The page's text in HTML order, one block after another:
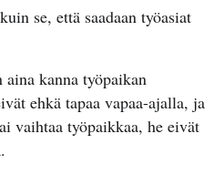
se, että saadaan työasiat
kanna työpaikan
ehkä tapaa vapaa-ajalla, ja
vaihtaa työpaikkaa, he eivät